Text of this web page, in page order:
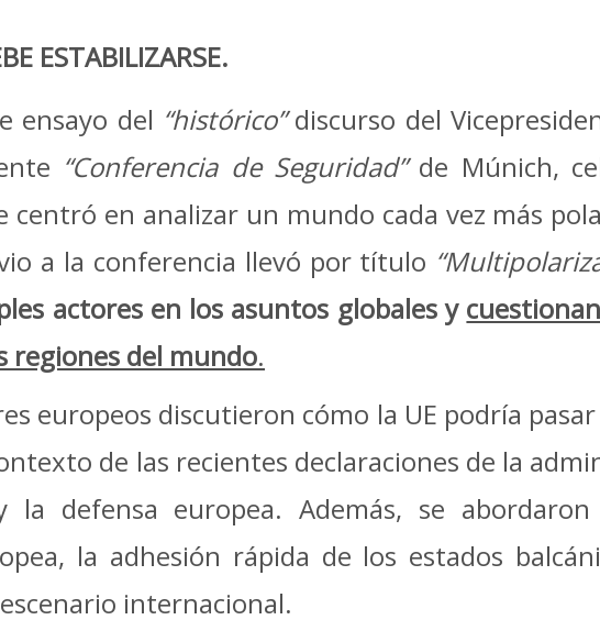
ESTABILIZARSE.
ensayo del “histórico”discurso del
“Conferencia de Seguridad”de Múnich,
centró en analizar un mundo cada vez más
a la conferencia llevó por título
actores en los asuntos globales y
regiones del mundo.
europeos discutieron cómo la UE podría pasar
de las recientes declaraciones de la
defensa europea. Además, se
la adhesión rápida de los estados
internacional.